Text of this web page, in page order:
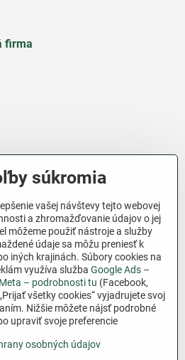
firma
bez dotácií​. Fungujeme len
ktorí veria v poctivú prácu a
nákup na Jutro​.sk nám pomáha
má zmysel – pomáhať
a srdcom​.
súkromia
vašej návštevy tejto webovej
a zhromažďovanie údajov o jej
môžeme použiť nástroje a služby
údaje sa môžu preniesť k
iných krajinách. Súbory cookies na
využíva služba Google Ads –
Meta – podrobnosti tu (Facebook,
všetky cookies“ vyjadrujete svoj
Nižšie môžete nájsť podrobné
upraviť svoje preferencie
osobných údajov